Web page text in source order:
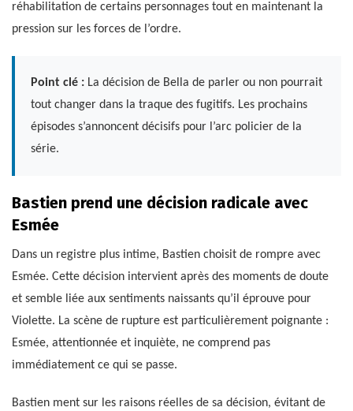
réhabilitation de certains personnages tout en maintenant la
pression sur les forces de l’ordre.
Point clé : La décision de Bella de parler ou non pourrait
tout changer dans la traque des fugitifs. Les prochains
épisodes s’annoncent décisifs pour l’arc policier de la
série.
Bastien prend une décision radicale avec
Esmée
Dans un registre plus intime, Bastien choisit de rompre avec
Esmée. Cette décision intervient après des moments de doute
et semble liée aux sentiments naissants qu’il éprouve pour
Violette. La scène de rupture est particulièrement poignante :
Esmée, attentionnée et inquiète, ne comprend pas
immédiatement ce qui se passe.
Bastien ment sur les raisons réelles de sa décision, évitant de